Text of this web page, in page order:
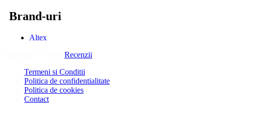
Brand-uri
Altex
Recenzii
Termeni si Conditii
Politica de confidentialitate
Politica de cookies
Contact